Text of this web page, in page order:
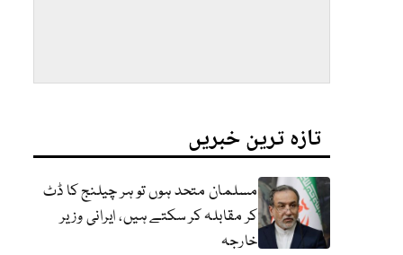
تازہ ترین خبریں
مسلمان متحد ہوں تو ہر چیلنج کا ڈٹ
کر مقابلہ کر سکتے ہیں، ایرانی وزیر
خارجہ